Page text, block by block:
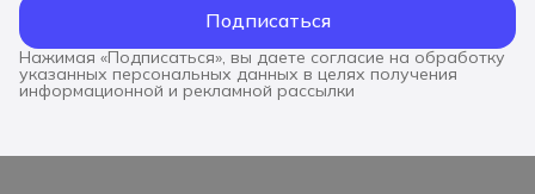
Подписаться
Нажимая «Подписаться», вы даете согласие на обработку
указанных персональных данных в целях получения
информационной и рекламной рассылки